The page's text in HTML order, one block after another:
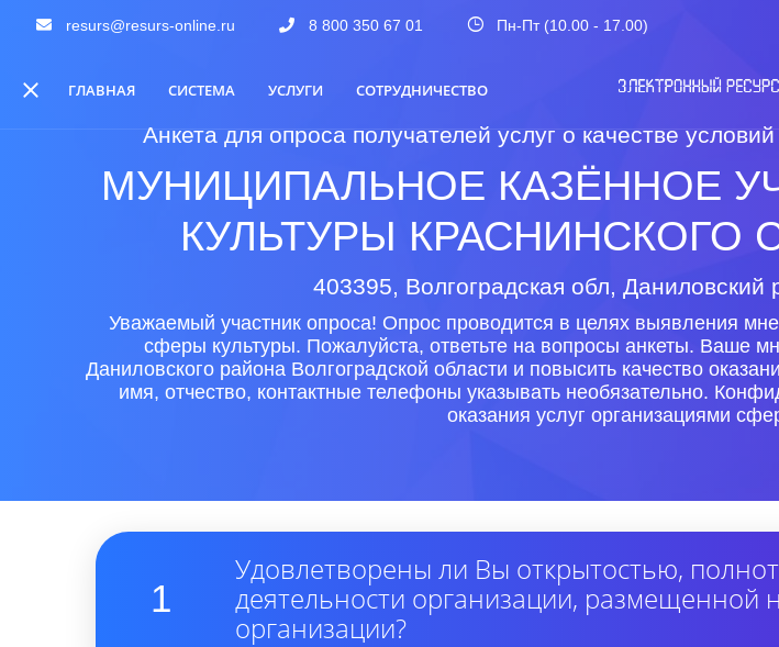
resurs@resurs-online.ru 8 800 350 67 01 Пн-Пт (10.00 - 17.00)
ГЛАВНАЯ СИСТЕМА УСЛУГИ СОТРУДНИЧЕСТВО
Анкета для опроса получателей услуг о качестве
МУНИЦИПАЛЬНОЕ КАЗЁННОЕ
КУЛЬТУРЫ КРАСНИНСКОГО
403395, Волгоградская обл,
Уважаемый участник опроса! Опрос проводится в целях выявления
сферы культуры. Пожалуйста, ответьте на вопросы анкеты. Ваше
Даниловского района Волгоградской области и повысить качество
имя, отчество, контактные телефоны указывать необязательно.
оказания услуг организациями
1
Удовлетворены ли Вы открытостью,
деятельности организации,
организации?